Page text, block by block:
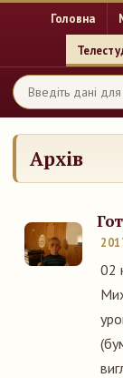
Головна
Архів
02